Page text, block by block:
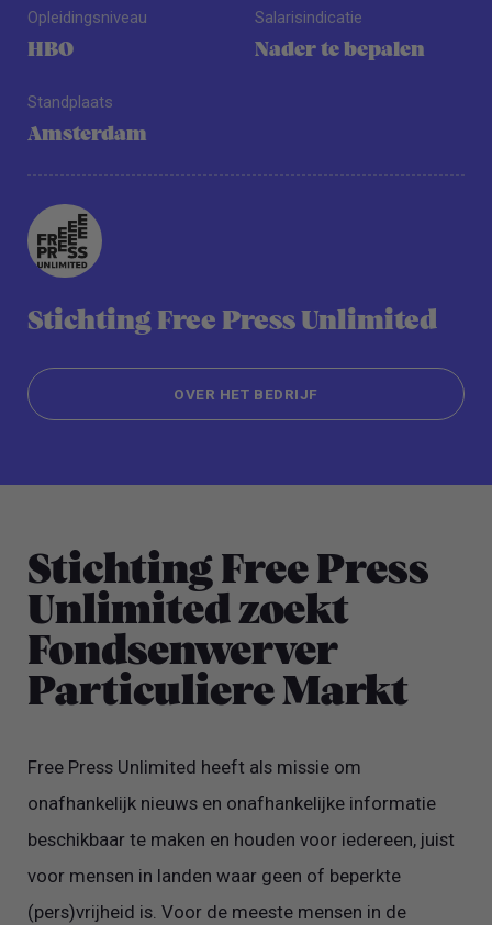
Opleidingsniveau
HBO
Standplaats
Amsterdam
Salarisindicatie
Nader te bepalen
Stichting Free Press Unlimited
OVER HET BEDRIJF
Stichting Free Press
Unlimited zoekt
Fondsenwerver
Particuliere Markt
Free Press Unlimited heeft als missie om
onafhankelijk nieuws en onafhankelijke informatie
beschikbaar te maken en houden voor iedereen, juist
voor mensen in landen waar geen of beperkte
(pers)vrijheid is. Voor de meeste mensen in de